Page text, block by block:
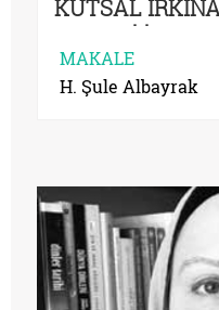
KUTSAL
YAHUDİ
MAKALE
H. Şule Albayrak